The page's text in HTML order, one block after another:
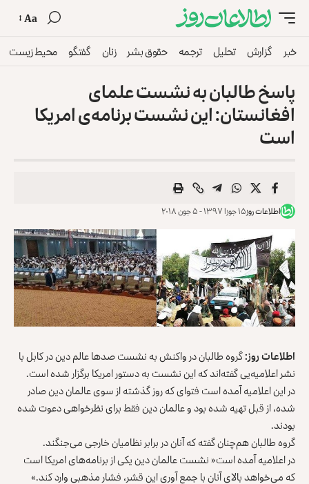
Aa
خبر گزارش تحلیل ترجمه حقوق بشر زنان گفتگو محیط زیست
پاسخ طالبان به نشست علمای
افغانستان: این نشست برنامه‌ی امریکا
است
اطلاعات روز۱۵ جوزا ۱۳۹۷ - ۵ جون ۲۰۱۸
اطلاعات روز:گروه طالبان در واکنش به نشست صدها عالم دین در کابل با
نشر اعلامیه‌یی گفته‌اند که این نشست به دستور امریکا برگزار شده است.
در این اعلامیه آمده است فتوای که روز گذشته از سوی عالمان دین صادر
شده، از قبل تهیه شده بود و عالمان دین فقط برای نظرخواهی دعوت شده
بودند.
گروه طالبان هم‌چنان گفته که آنان در برابر نظامیان خارجی می‌جنگند.
در اعلامیه آمده است« نشست عالمان دین یکی از برنامه‌های امریکا است
که می‌خواهد بالای آنان با جمع آوری این قشر، فشار مذهبی وارد کند.»